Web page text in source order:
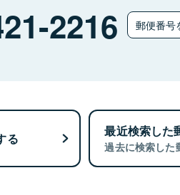
2216 郵便番号
る 最近検索した
過去に検索した